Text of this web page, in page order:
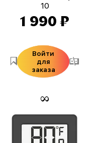
10
1 990 ₽
Войти
для
заказа